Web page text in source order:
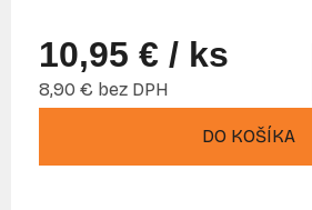
10,95 € / ks
8,90 € bez DPH
DO KOŠÍKA